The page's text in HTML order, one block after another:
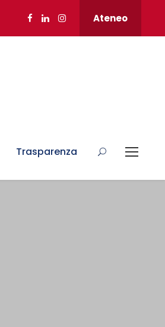
Ateneo
Trasparenza